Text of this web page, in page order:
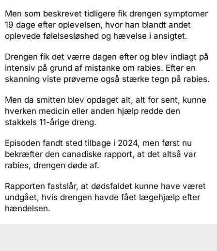
Men som beskrevet tidligere fik drengen symptomer
19 dage efter oplevelsen, hvor han blandt andet
oplevede følelsesløshed og hævelse i ansigtet.
Drengen fik det værre dagen efter og blev indlagt på
intensiv på grund af mistanke om rabies. Efter en
skanning viste prøverne også stærke tegn på rabies.
Men da smitten blev opdaget alt, alt for sent, kunne
hverken medicin eller anden hjælp redde den
stakkels 11-årige dreng.
Episoden fandt sted tilbage i 2024, men først nu
bekræfter den canadiske rapport, at det altså var
rabies, drengen døde af.
Rapporten fastslår, at dødsfaldet kunne have været
undgået, hvis drengen havde fået lægehjælp efter
hændelsen.